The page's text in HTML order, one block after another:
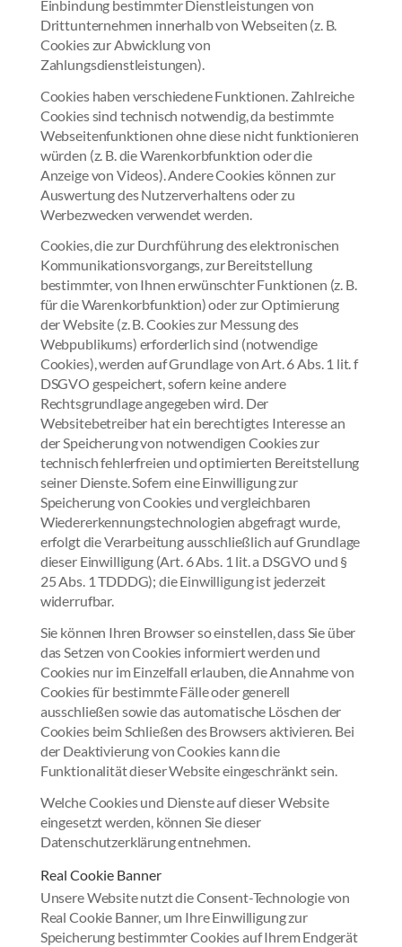
Einbindung bestimmter Dienstleistungen von
Drittunternehmen innerhalb von Webseiten (z. B.
Cookies zur Abwicklung von
Zahlungsdienstleistungen).
Cookies haben verschiedene Funktionen. Zahlreiche
Cookies sind technisch notwendig, da bestimmte
Webseitenfunktionen ohne diese nicht funktionieren
würden (z. B. die Warenkorbfunktion oder die
Anzeige von Videos). Andere Cookies können zur
Auswertung des Nutzerverhaltens oder zu
Werbezwecken verwendet werden.
Cookies, die zur Durchführung des elektronischen
Kommunikationsvorgangs, zur Bereitstellung
bestimmter, von Ihnen erwünschter Funktionen (z. B.
für die Warenkorbfunktion) oder zur Optimierung
der Website (z. B. Cookies zur Messung des
Webpublikums) erforderlich sind (notwendige
Cookies), werden auf Grundlage von Art. 6 Abs. 1 lit. f
DSGVO gespeichert, sofern keine andere
Rechtsgrundlage angegeben wird. Der
Websitebetreiber hat ein berechtigtes Interesse an
der Speicherung von notwendigen Cookies zur
technisch fehlerfreien und optimierten Bereitstellung
seiner Dienste. Sofern eine Einwilligung zur
Speicherung von Cookies und vergleichbaren
Wiedererkennungstechnologien abgefragt wurde,
erfolgt die Verarbeitung ausschließlich auf Grundlage
dieser Einwilligung (Art. 6 Abs. 1 lit. a DSGVO und §
25 Abs. 1 TDDDG); die Einwilligung ist jederzeit
widerrufbar.
Sie können Ihren Browser so einstellen, dass Sie über
das Setzen von Cookies informiert werden und
Cookies nur im Einzelfall erlauben, die Annahme von
Cookies für bestimmte Fälle oder generell
ausschließen sowie das automatische Löschen der
Cookies beim Schließen des Browsers aktivieren. Bei
der Deaktivierung von Cookies kann die
Funktionalität dieser Website eingeschränkt sein.
Welche Cookies und Dienste auf dieser Website
eingesetzt werden, können Sie dieser
Datenschutzerklärung entnehmen.
Real Cookie Banner
Unsere Website nutzt die Consent-Technologie von
Real Cookie Banner, um Ihre Einwilligung zur
Speicherung bestimmter Cookies auf Ihrem Endgerät